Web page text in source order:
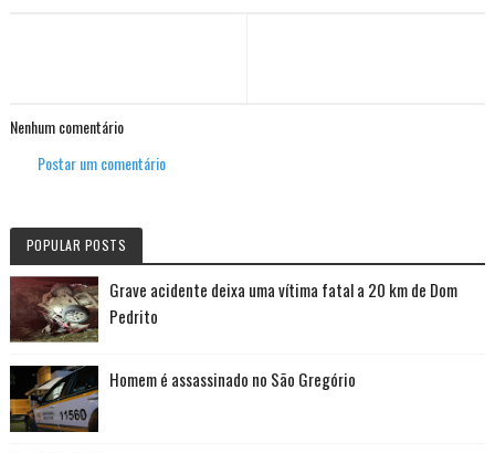
Nenhum comentário
Postar um comentário
POPULAR POSTS
Grave acidente deixa uma vítima fatal a 20 km de Dom
Pedrito
Homem é assassinado no São Gregório